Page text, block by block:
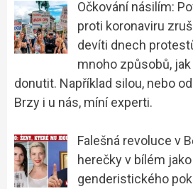
Očkování násilím:
proti koronaviru
devíti dnech
mnoho způsobů, jak
donutit. Například silou, nebo
Brzy i u nás, míní experti.
Falešná revoluce v
herečky v bílém
genderistického